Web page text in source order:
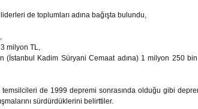
de toplumları adına bağışta bulundu,
milyon TL,
(İstanbul Kadim Süryani Cemaat adına) 1 milyon 250
de 1999 depremi sonrasında olduğu gibi
sürdürdüklerini belirttiler.